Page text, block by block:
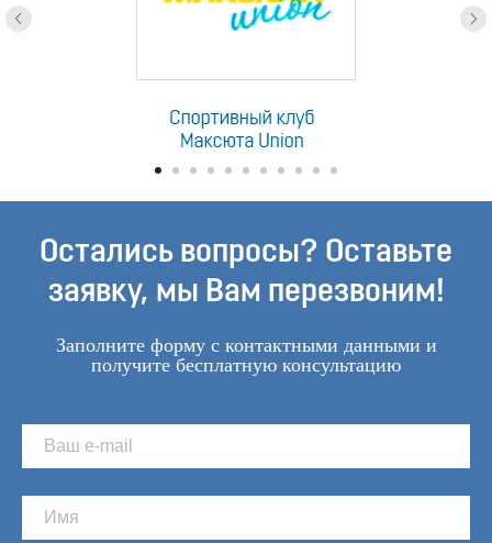
Остались вопросы? Оставьте
заявку, мы Вам перезвоним!
Заполните форму с контактными данными и
получите бесплатную консультацию